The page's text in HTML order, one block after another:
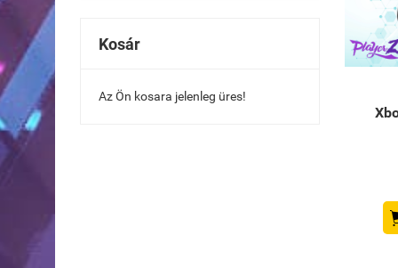
Kosár
Az Ön kosara jelenleg üres!